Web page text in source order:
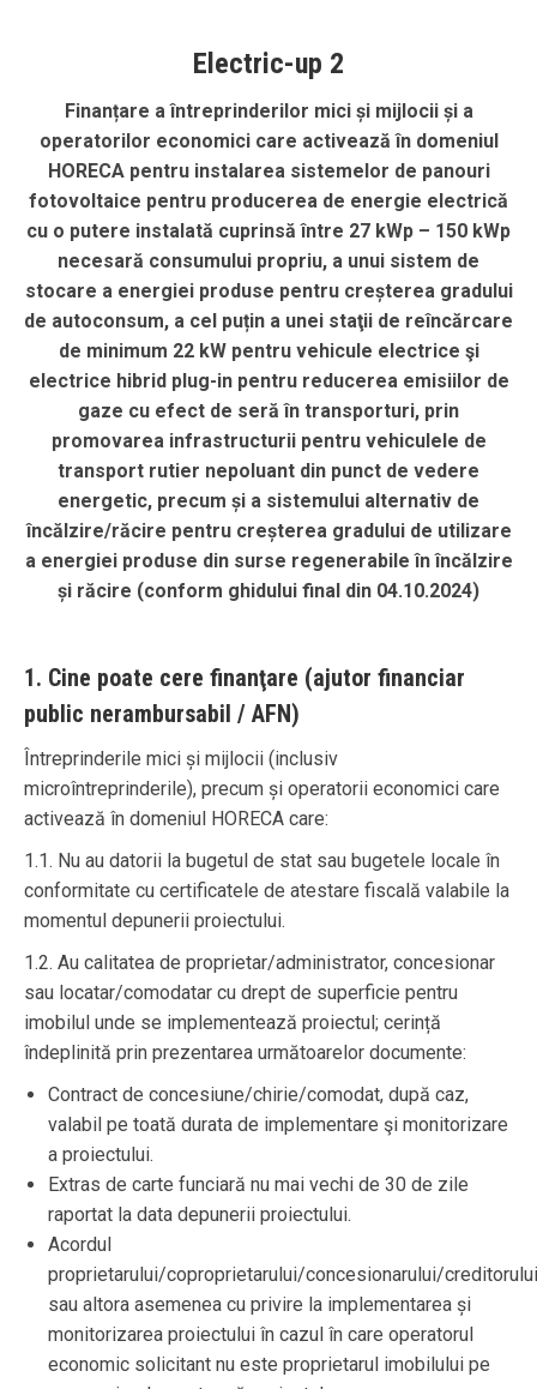
Electric-up 2
Finanțare a întreprinderilor mici și mijlocii și a
operatorilor economici care activează în domeniul
HORECA pentru instalarea sistemelor de panouri
fotovoltaice pentru producerea de energie electrică
cu o putere instalată cuprinsă între 27 kWp – 150 kWp
necesară consumului propriu, a unui sistem de
stocare a energiei produse pentru creșterea gradului
de autoconsum, a cel puțin a unei staţii de reîncărcare
de minimum 22 kW pentru vehicule electrice şi
electrice hibrid plug-in pentru reducerea emisiilor de
gaze cu efect de seră în transporturi, prin
promovarea infrastructurii pentru vehiculele de
transport rutier nepoluant din punct de vedere
energetic, precum și a sistemului alternativ de
încălzire/răcire pentru creșterea gradului de utilizare
a energiei produse din surse regenerabile în încălzire
și răcire (conform ghidului final din 04.10.2024)
1. Cine poate cere finanţare (ajutor financiar
public nerambursabil / AFN)
Întreprinderile mici și mijlocii (inclusiv
microîntreprinderile), precum și operatorii economici care
activează în domeniul HORECA care:
1.1. Nu au datorii la bugetul de stat sau bugetele locale în
conformitate cu certificatele de atestare fiscală valabile la
momentul depunerii proiectului.
1.2. Au calitatea de proprietar/administrator, concesionar
sau locatar/comodatar cu drept de superficie pentru
imobilul unde se implementează proiectul; cerință
îndeplinită prin prezentarea următoarelor documente:
Contract de concesiune/chirie/comodat, după caz,
valabil pe toată durata de implementare şi monitorizare
a proiectului.
Extras de carte funciară nu mai vechi de 30 de zile
raportat la data depunerii proiectului.
Acordul
proprietarului/coproprietarului/concesionarului/creditorului
sau altora asemenea cu privire la implementarea și
monitorizarea proiectului în cazul în care operatorul
economic solicitant nu este proprietarul imobilului pe